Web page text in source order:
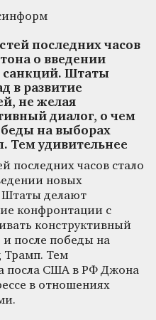
последних часов
о введении
санкций. Штаты
в развитие
не желая
диалог, о чем
на выборах
Тем удивительнее
последних часов стало
новых
Штаты делают
конфронтации с
конструктивный
и после победы на
Трамп. Тем
посла США в РФ Джона
в отношениях